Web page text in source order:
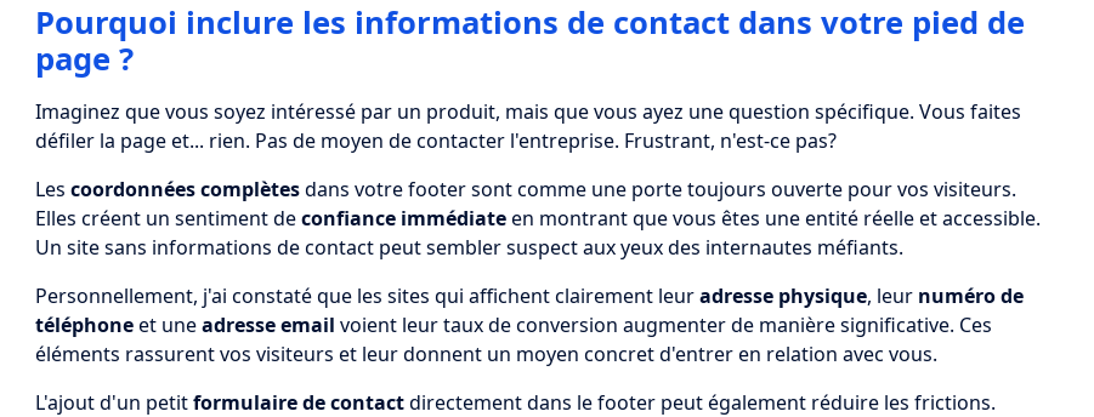
Pourquoi inclure les informations de contact dans votre pied de
page ?
Imaginez que vous soyez intéressé par un produit, mais que vous ayez une question spécifique. Vous faites
défiler la page et... rien. Pas de moyen de contacter l'entreprise. Frustrant, n'est-ce pas?
Les coordonnées complètesdans votre footer sont comme une porte toujours ouverte pour vos visiteurs.
Elles créent un sentiment deconfiance immédiateen montrant que vous êtes une entité réelle et accessible.
Un site sans informations de contact peut sembler suspect aux yeux des internautes méfiants.
Personnellement, j'ai constaté que les sites qui affichent clairement leuradresse physique, leur numéro de
téléphoneet uneadresse email voient leur taux de conversion augmenter de manière significative. Ces
éléments rassurent vos visiteurs et leur donnent un moyen concret d'entrer en relation avec vous.
L'ajout d'un petitformulaire de contactdirectement dans le footer peut également réduire les frictions.